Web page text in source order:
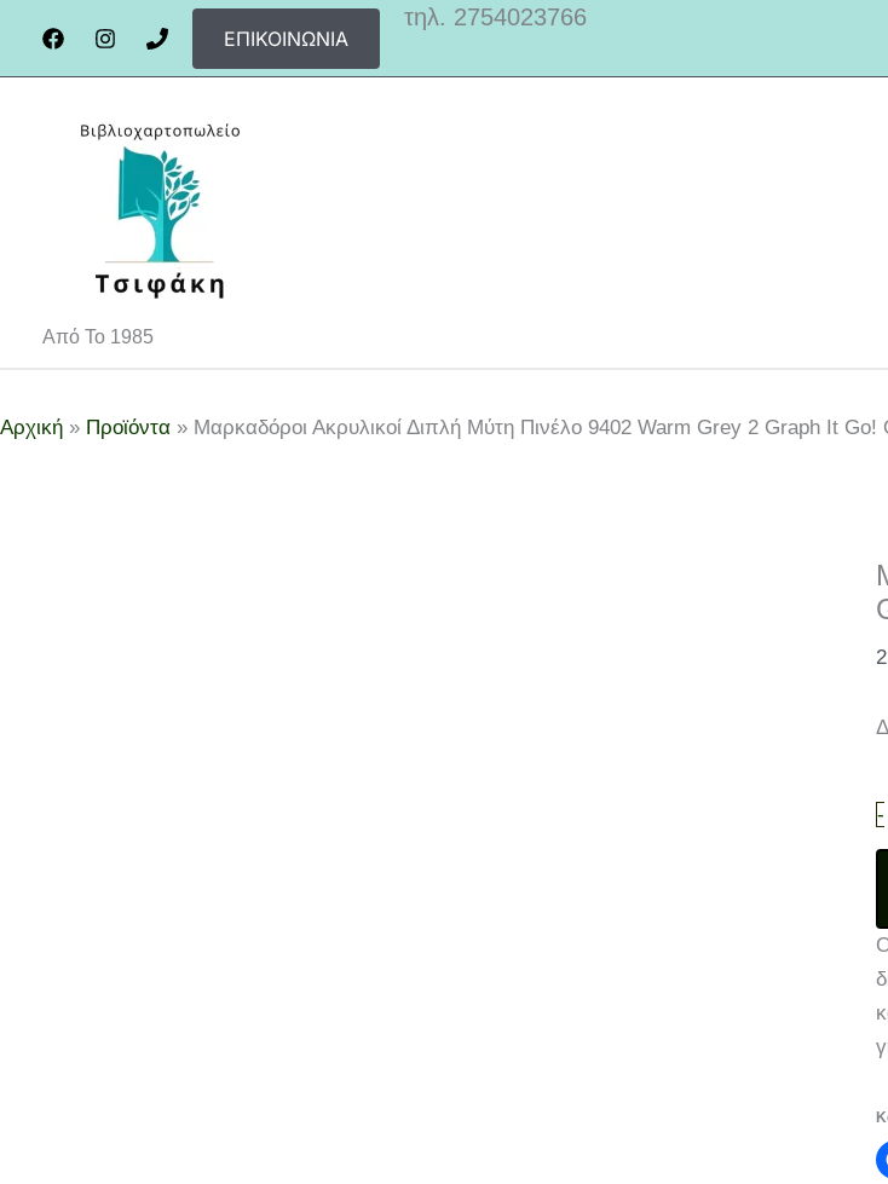
περιεχόμενο
ΕΠΙΚΟΙΝΩΝΊΑ
τηλ. 2754023766
Από Το 1985
Αρχική Προϊόντα Μαρκαδόροι Ακρυλικοί Διπλή Μύτη Πινέλο 9402 Warm Grey 2 Graph It Go!
-